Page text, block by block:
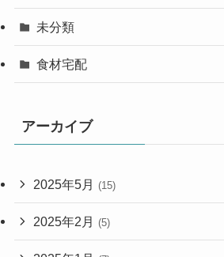
未分類
食材宅配
アーカイブ
2025年5月 (15)
2025年2月 (5)